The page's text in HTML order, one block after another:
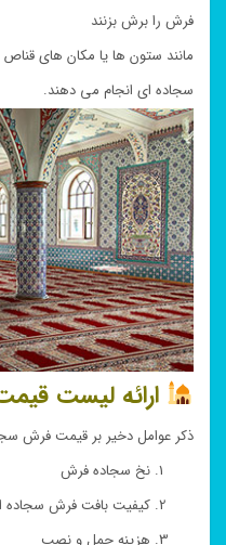
فرش را برش بزنند
مانند ستون ها یا مکان های
سجاده ای انجام می دهند.
ارائه لیست
ذکر عوامل دخیر بر قیمت فرش
نخ سجاده فرش
کیفیت بافت فرش سجاده
هزینه حمل و نصب